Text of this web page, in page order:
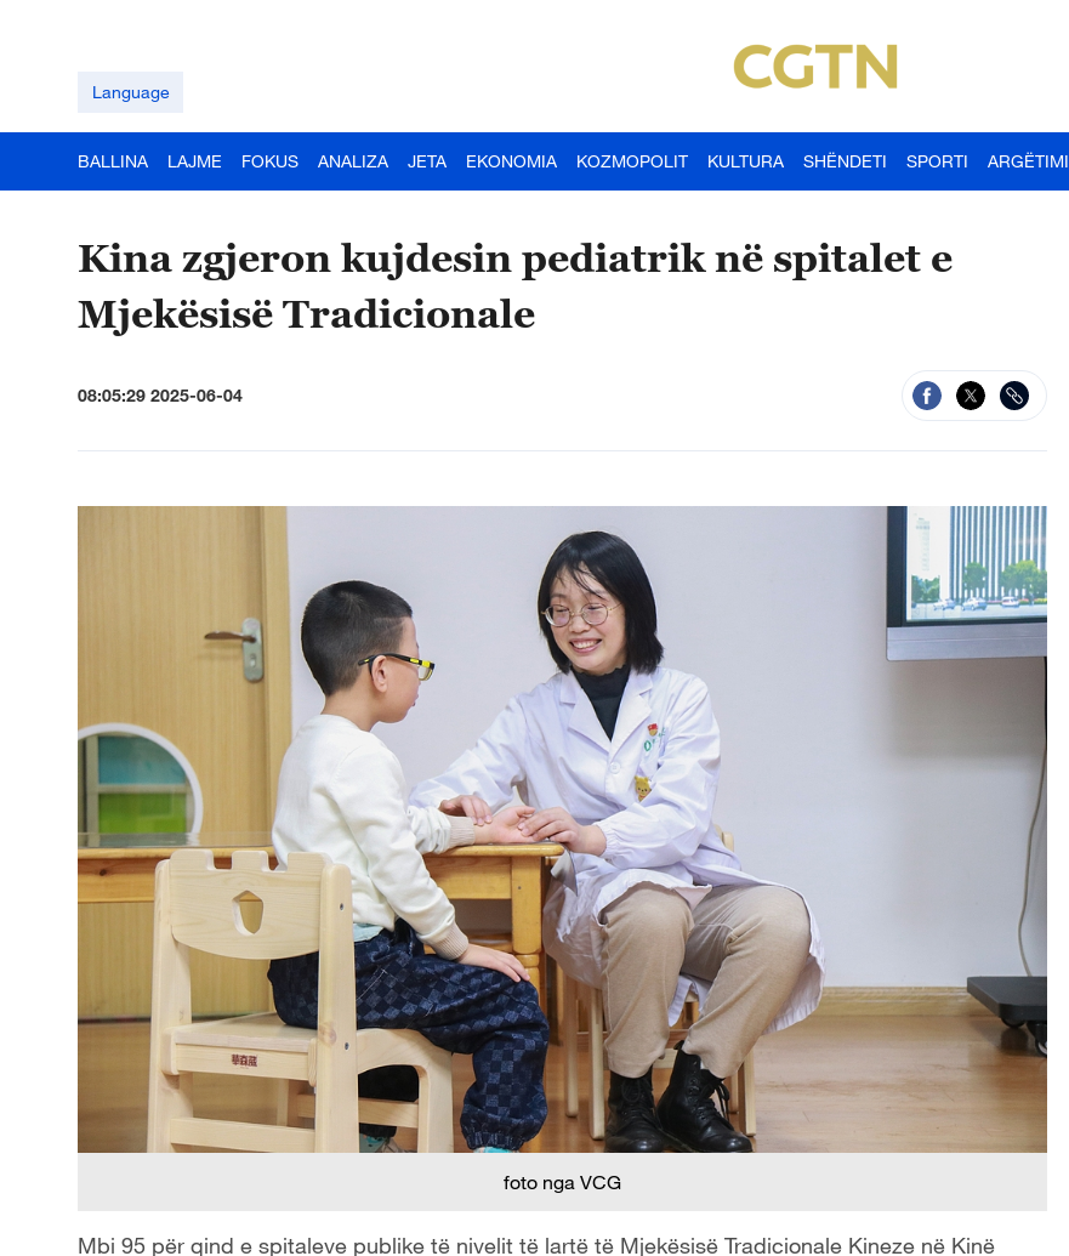
Language
BALLINA LAJME FOKUS ANALIZA JETA EKONOMIA KOZMOPOLIT KULTURA SHËNDETI SPORTI ARGËTIMI
Kina zgjeron kujdesin pediatrik në spitalet e
Mjekësisë Tradicionale
08:05:29 2025-06-04
foto nga VCG
Mbi 95 për qind e spitaleve publike të nivelit të lartë të Mjekësisë Tradicionale Kineze në Kinë